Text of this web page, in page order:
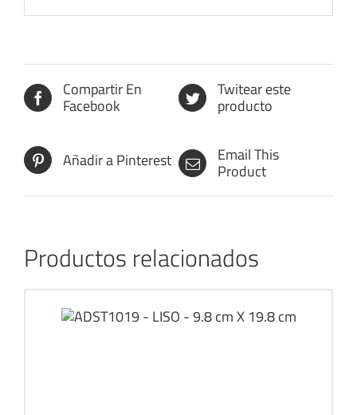
Compartir En
Facebook
Twitear este
producto
Añadir a Pinterest Email This
Product
Productos relacionados